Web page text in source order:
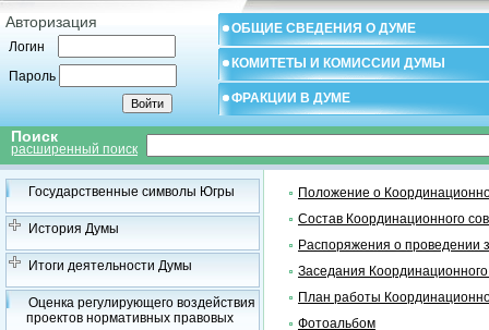
Авторизация
Логин
Пароль
ОБЩИЕ СВЕДЕНИЯ О ДУМЕ
КОМИТЕТЫ И КОМИССИИ ДУМЫ
ФРАКЦИИ В ДУМЕ
Поиск
расширенный поиск
Государственные символы Югры
История Думы
Итоги деятельности Думы
Оценка регулирующего воздействия
проектов нормативных правовых
Положение о
Состав Координационного
Распоряжения о проведении
Заседания
План работы
Фотоальбом